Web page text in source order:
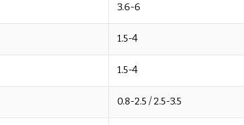
3.6-6
1.5-4
1.5-4
0.8-2.5 / 2.5-3.5